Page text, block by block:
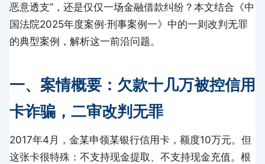
恶意透支”，还是仅仅一场金融借款纠纷？本文结合《中
国法院2025年度案例·刑事案例一》中的一则改判无罪
的典型案例，解析这一前沿问题。
一、案情概要：欠款十几万被控信用
卡诈骗，二审改判无罪
2017年4月，金某申领某银行信用卡，额度10万元。但
这张卡很特殊：不支持现金提取、不支持现金充值。根